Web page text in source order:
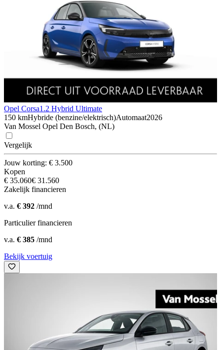
Opel Corsa1.2 Hybrid Ultimate
150 kmHybride (benzine/elektrisch)Automaat2026
Van Mossel Opel Den Bosch, (NL)
Vergelijk
Jouw korting: € 3.500
Kopen
€ 35.060€ 31.560
Zakelijk financieren
v.a. € 392 /mnd
Particulier financieren
v.a. € 385 /mnd
Bekijk voertuig